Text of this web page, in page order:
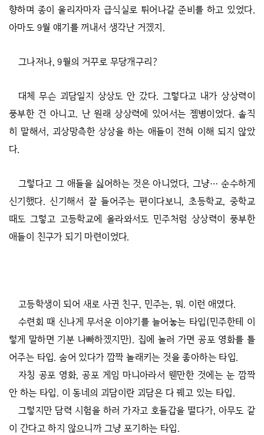
향하며 종이 울리자마자 급식실로 튀어나갈 준비를 하고 있었다.
아마도 9월 얘기를 꺼내서 생각난 거겠지.
그나저나, 9월의 거꾸로 무당개구리?
대체 무슨 괴담일지 상상도 안 갔다. 그렇다고 내가 상상력이
풍부한 건 아니고. 난 원래 상상력에 있어서는 젬병이었다. 솔직
히 말해서, 괴상망측한 상상을 하는 애들이 전혀 이해 되지 않았
다.
그렇다고 그 애들을 싫어하는 것은 아니었다, 그냥… 순수하게
신기했다. 신기해서 잘 들어주는 편이다보니, 초등학교, 중학교
때도 그렇고 고등학교에 올라와서도 민주처럼 상상력이 풍부한
애들이 친구가 되기 마련이었다.
고등학생이 되어 새로 사귄 친구, 민주는, 뭐. 이런 애였다.
수련회 때 신나게 무서운 이야기를 늘어놓는 타입(민주한테 이
렇게 말하면 기분 나빠하겠지만). 집에 놀러 가면 공포 영화를 틀
어주는 타입. 숨어 있다가 깜짝 놀래키는 것을 좋아하는 타입.
자칭 공포 영화, 공포 게임 마니아라서 웬만한 것에는 눈 깜짝
안 하는 타입. 이 동네의 괴담이란 괴담은 다 꿰고 있는 타입.
그렇지만 담력 시험을 하러 가자고 호들갑을 떨다가, 아무도 같
이 간다고 하지 않으니까 그냥 포기하는 타입.